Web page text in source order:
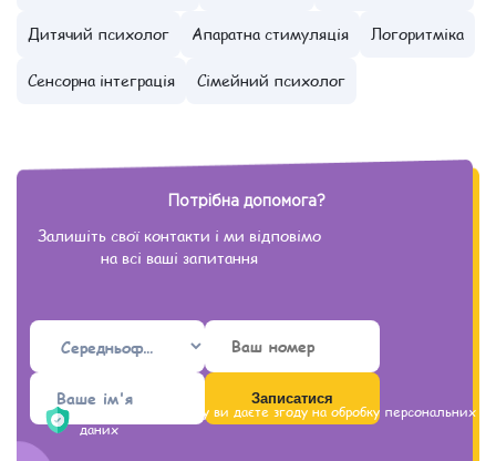
Дитячий психолог Апаратна стимуляція Логоритміка
Сенсорна інтеграція Сімейний психолог
Потрібна допомога?
Залишіть свої контакти і ми відповімо
на всі ваші запитання
Надсилаючи форму ви даєте згоду на обробку персональних
даних